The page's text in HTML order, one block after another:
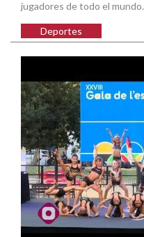
jugadores de todo el mundo.
Deportes